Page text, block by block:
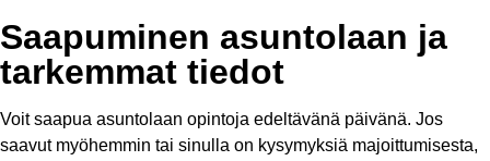
Saapuminen asuntolaan ja
tarkemmat tiedot
Voit saapua asuntolaan opintoja edeltävänä päivänä. Jos
saavut myöhemmin tai sinulla on kysymyksiä majoittumisesta,